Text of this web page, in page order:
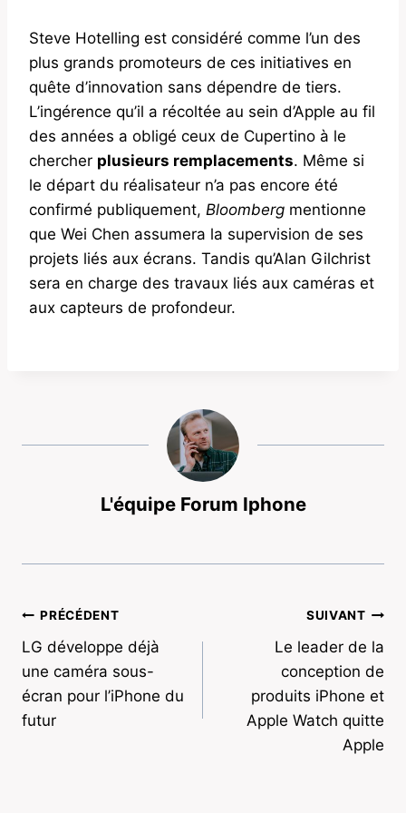
Steve Hotelling est considéré comme l’un des
plus grands promoteurs de ces initiatives en
quête d’innovation sans dépendre de tiers.
L’ingérence qu’il a récoltée au sein d’Apple au fil
des années a obligé ceux de Cupertino à le
chercher plusieurs remplacements. Même si
le départ du réalisateur n’a pas encore été
confirmé publiquement, Bloomberg mentionne
que Wei Chen assumera la supervision de ses
projets liés aux écrans. Tandis qu’Alan Gilchrist
sera en charge des travaux liés aux caméras et
aux capteurs de profondeur.
L'équipe Forum Iphone
Navigation
de
l’article
PRÉCÉDENT
LG développe déjà
une caméra sous-
écran pour l’iPhone du
futur
SUIVANT
Le leader de la
conception de
produits iPhone et
Apple Watch quitte
Apple